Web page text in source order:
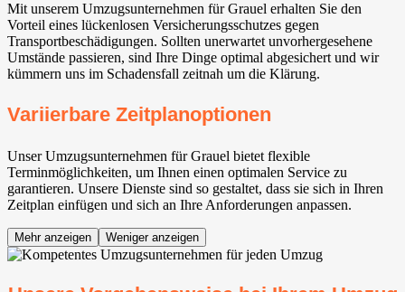
Mit unserem Umzugsunternehmen für Grauel erhalten Sie den
Vorteil eines lückenlosen Versicherungsschutzes gegen
Transportbeschädigungen. Sollten unerwartet unvorhergesehene
Umstände passieren, sind Ihre Dinge optimal abgesichert und wir
kümmern uns im Schadensfall zeitnah um die Klärung.
Variierbare Zeitplanoptionen
Unser Umzugsunternehmen für Grauel bietet flexible
Terminmöglichkeiten, um Ihnen einen optimalen Service zu
garantieren. Unsere Dienste sind so gestaltet, dass sie sich in Ihren
Zeitplan einfügen und sich an Ihre Anforderungen anpassen.
Mehr anzeigen Weniger anzeigen